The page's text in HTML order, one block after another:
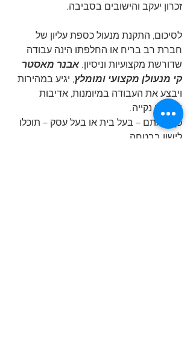
זכרון יעקב והישובים בסביבה.
לסיכום, התקנת מנעול כספת עליון של
חברת רב בריח או החלפתו הינה עבודה
שדורשת מקצועיות וניסיון. אבנר מאסטר
קי מנעולן מקצועי ומומלץ, יגיע במהירות
ויבצע את העבודה במיומנות, אדיבות
ובצורה נקייה.
כך שאתם – בעל בית או בעל עסק – תוכלו
לישון בבטחה.